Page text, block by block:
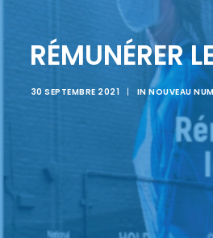
RECHERCHE
RÉMUNÉRER
30 SEPTEMBRE 2021 | INNOUVEAU